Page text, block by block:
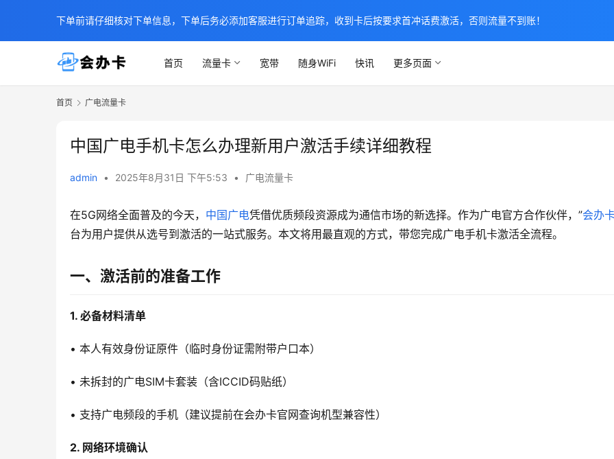
首页 流量卡 宽带 随身WiFi 快讯 更多页面
首页 广电流量卡
中国广电手机卡怎么办理新用户激活手续详细教程
admin • 2025年8月31日 下午5:53 • 广电流量卡
在5G网络全面普及的今天， 中国广电凭借优质频段资源成为通信市场的新选择。作为广电官方合作伙伴，”会办
台为用户提供从选号到激活的一站式服务。本文将用最直观的方式，带您完成广电手机卡激活全流程。
一、激活前的准备工作
1. 必备材料清单
• 本人有效身份证原件（临时身份证需附带户口本）
• 未拆封的广电SIM卡套装（含ICCID码贴纸）
• 支持广电频段的手机（建议提前在会办卡官网查询机型兼容性）
2. 网络环境确认
下单前请仔细核对下单信息，下单后务必添加客服进行订单追踪，收到卡后按要求首冲话费激活，否则流量不到账！